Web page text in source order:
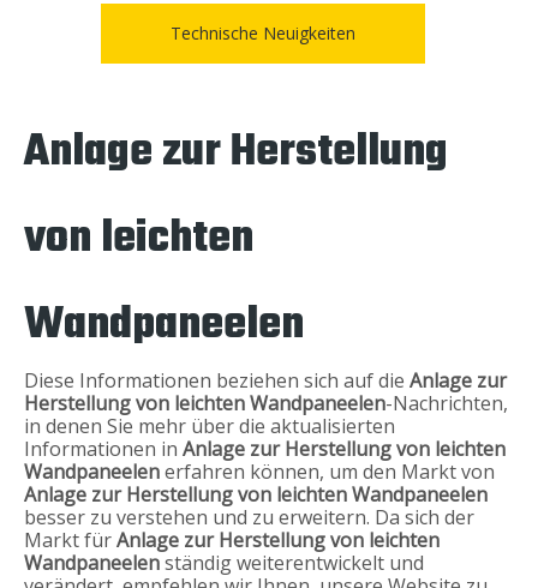
Technische Neuigkeiten
Anlage zur Herstellung
von leichten
Wandpaneelen
Diese Informationen beziehen sich auf die Anlage zur
Herstellung von leichten Wandpaneelen-Nachrichten,
in denen Sie mehr über die aktualisierten
Informationen in Anlage zur Herstellung von leichten
Wandpaneelenerfahren können, um den Markt von
Anlage zur Herstellung von leichten Wandpaneelen
besser zu verstehen und zu erweitern. Da sich der
Markt fürAnlage zur Herstellung von leichten
Wandpaneelenständig weiterentwickelt und